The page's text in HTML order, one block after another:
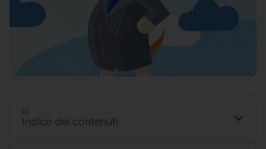
Indice dei contenuti